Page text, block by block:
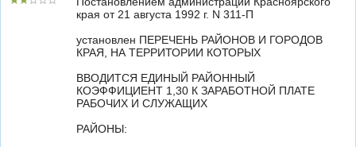
края от 21 августа 1992 г. N 311-П
установлен ПЕРЕЧЕНЬ РАЙОНОВ И ГОРОДОВ
КРАЯ, НА ТЕРРИТОРИИ КОТОРЫХ
ВВОДИТСЯ ЕДИНЫЙ РАЙОННЫЙ
КОЭФФИЦИЕНТ 1,30 К ЗАРАБОТНОЙ ПЛАТЕ
РАБОЧИХ И СЛУЖАЩИХ
РАЙОНЫ: